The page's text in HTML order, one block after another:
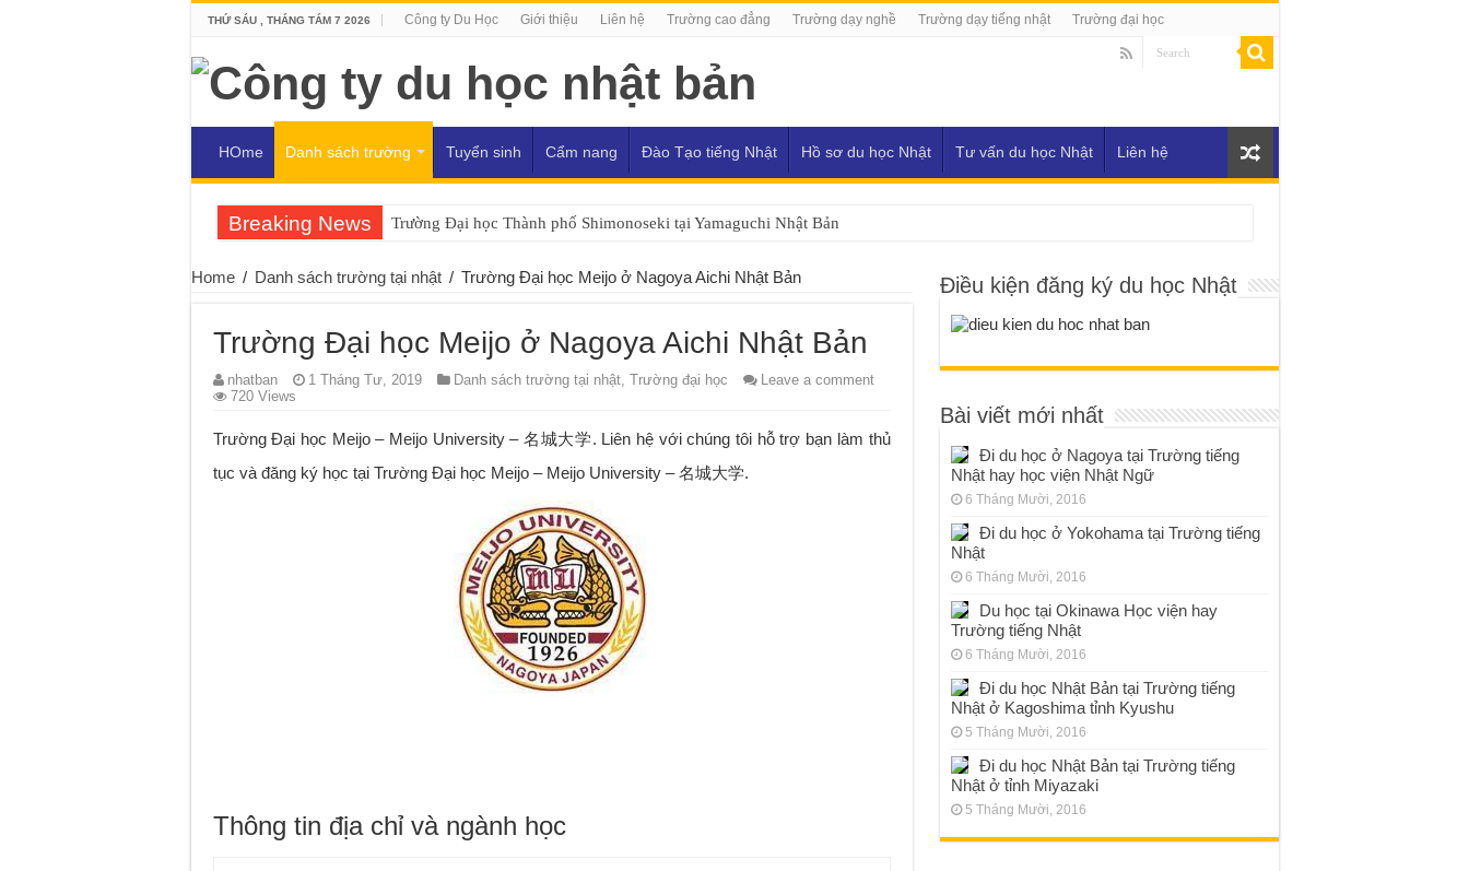
THỨ SÁU , THÁNG TÁM 7 2026 Công ty Du Học Giới thiệu Liên hệ Trường cao đẳng Trường dạy nghề Trường dạy tiếng nhật Trường đại học
HOme Danh sách trường Tuyển sinh Cẩm nang Đào Tạo tiếng Nhật Hồ sơ du học Nhật Tư vấn du học Nhật Liên hệ
Breaking News Trường Đại học Thành phố Shimonoseki tại Yamaguchi Nhật Bản
Trường Đại học Ube Frontier tại Yamaguchi Nhật Bản
Home / Danh sách trường tại nhật / Trường Đại học Meijo ở Nagoya Aichi Nhật Bản
Trường Đại học Meijo ở Nagoya Aichi Nhật Bản
nhatban 1 Tháng Tư, 2019 Danh sách trường tại nhật, Trường đại học
Leave a comment
720 Views
Trường Đại học Meijo – Meijo University – 名城大学. Liên hệ với chúng tôi hỗ trợ bạn làm thủ
tục và đăng ký học tại Trường Đại học Meijo – Meijo University – 名城大学.
Thông tin địa chỉ và ngành học
Điều kiện đăng ký du học Nhật
Bài viết mới nhất
Đi du học ở Nagoya tại Trường tiếng
Nhật hay học viện Nhật Ngữ
6 Tháng Mười, 2016
Đi du học ở Yokohama tại Trường tiếng
Nhật
6 Tháng Mười, 2016
Du học tại Okinawa Học viện hay
Trường tiếng Nhật
6 Tháng Mười, 2016
Đi du học Nhật Bản tại Trường tiếng
Nhật ở Kagoshima tỉnh Kyushu
5 Tháng Mười, 2016
Đi du học Nhật Bản tại Trường tiếng
Nhật ở tỉnh Miyazaki
5 Tháng Mười, 2016